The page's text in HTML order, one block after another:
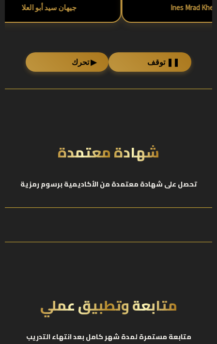
جيهان سيد أبو العلا Ines Mrad Khelil
❚❚ توقف ▶ تحرك
شهادة معتمدة
تحصل على شهادة معتمدة من الأكاديمية برسوم رمزية
متابعة وتطبيق عملي
متابعة مستمرة لمدة شهر كامل بعد انتهاء التدريب